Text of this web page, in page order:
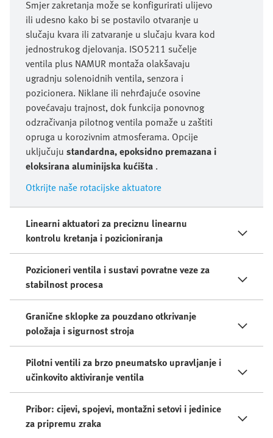
Smjer zakretanja može se konfigurirati ulijevo
ili udesno kako bi se postavilo otvaranje u
slučaju kvara ili zatvaranje u slučaju kvara kod
jednostrukog djelovanja. ISO5211 sučelje
ventila plus NAMUR montaža olakšavaju
ugradnju solenoidnih ventila, senzora i
pozicionera. Niklane ili nehrđajuće osovine
povećavaju trajnost, dok funkcija ponovnog
odzračivanja pilotnog ventila pomaže u zaštiti
opruga u korozivnim atmosferama. Opcije
uključuju standardna, epoksidno premazana i
eloksirana aluminijska kućišta .
Otkrijte naše rotacijske aktuatore
Linearni aktuatori za preciznu linearnu
kontrolu kretanja i pozicioniranja
Pozicioneri ventila i sustavi povratne veze za
stabilnost procesa
Granične sklopke za pouzdano otkrivanje
položaja i sigurnost stroja
Pilotni ventili za brzo pneumatsko upravljanje i
učinkovito aktiviranje ventila
Pribor: cijevi, spojevi, montažni setovi i jedinice
za pripremu zraka